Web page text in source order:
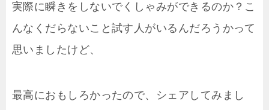
実際に瞬きをしないでくしゃみができるのか？こ
んなくだらないこと試す人がいるんだろうかって
思いましたけど、
最高におもしろかったので、シェアしてみまし